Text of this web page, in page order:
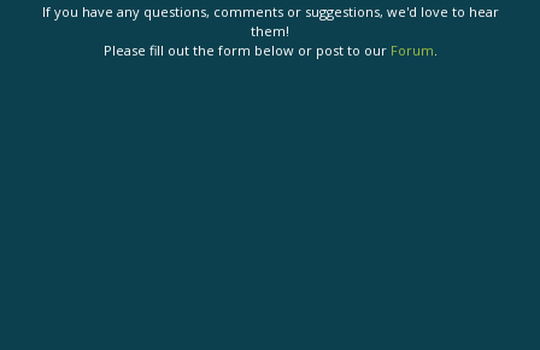
If you have any questions, comments or suggestions, we'd love to hear
them!
Please fill out the form below or post to our Forum